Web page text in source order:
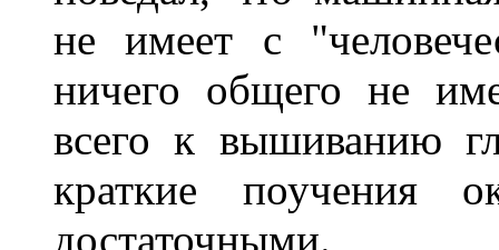
не имеет с
ничего общего не
всего к вышиванию
краткие поучения
достаточными.